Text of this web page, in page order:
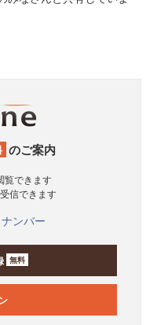
のご案内
覧できます
信できます
ンバー
無料